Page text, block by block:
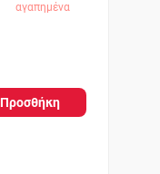
αγαπημένα
Προσθήκη